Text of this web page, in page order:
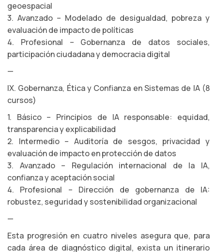
geoespacial
3. Avanzado – Modelado de desigualdad, pobreza y
evaluación de impacto de políticas
4. Profesional – Gobernanza de datos sociales,
participación ciudadana y democracia digital
—
IX. Gobernanza, Ética y Confianza en Sistemas de IA (8
cursos)
1. Básico – Principios de IA responsable: equidad,
transparencia y explicabilidad
2. Intermedio – Auditoría de sesgos, privacidad y
evaluación de impacto en protección de datos
3. Avanzado – Regulación internacional de la IA,
confianza y aceptación social
4. Profesional – Dirección de gobernanza de IA:
robustez, seguridad y sostenibilidad organizacional
—
Esta progresión en cuatro niveles asegura que, para
cada área de diagnóstico digital, exista un itinerario